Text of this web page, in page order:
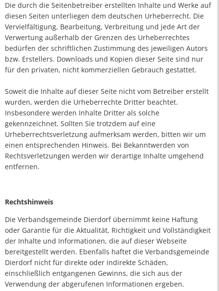
Die durch die Seitenbetreiber erstellten Inhalte und Werke auf
diesen Seiten unterliegen dem deutschen Urheberrecht. Die
Vervielfältigung, Bearbeitung, Verbreitung und jede Art der
Verwertung außerhalb der Grenzen des Urheberrechtes
bedürfen der schriftlichen Zustimmung des jeweiligen Autors
bzw. Erstellers. Downloads und Kopien dieser Seite sind nur
für den privaten, nicht kommerziellen Gebrauch gestattet.
Soweit die Inhalte auf dieser Seite nicht vom Betreiber erstellt
wurden, werden die Urheberrechte Dritter beachtet.
Insbesondere werden Inhalte Dritter als solche
gekennzeichnet. Sollten Sie trotzdem auf eine
Urheberrechtsverletzung aufmerksam werden, bitten wir um
einen entsprechenden Hinweis. Bei Bekanntwerden von
Rechtsverletzungen werden wir derartige Inhalte umgehend
entfernen.
Rechtshinweis
Die Verbandsgemeinde Dierdorf übernimmt keine Haftung
oder Garantie für die Aktualität, Richtigkeit und Vollständigkeit
der Inhalte und Informationen, die auf dieser Webseite
bereitgestellt werden. Ebenfalls haftet die Verbandsgemeinde
Dierdorf nicht für direkte oder indirekte Schäden,
einschließlich entgangenen Gewinns, die sich aus der
Verwendung der abgerufenen Informationen ergeben.